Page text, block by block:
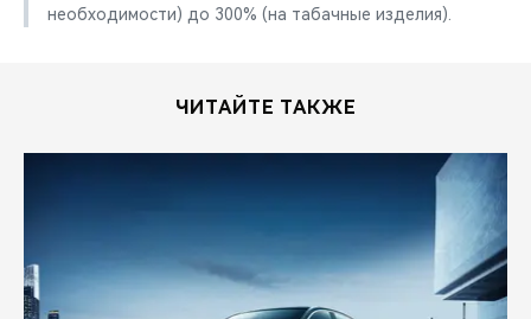
необходимости) до 300% (на табачные изделия).
ЧИТАЙТЕ ТАКЖЕ